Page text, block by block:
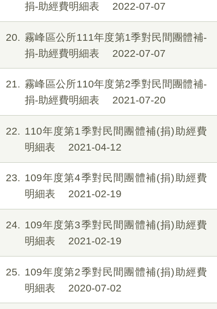
捐-助經費明細表
2022-07-07
20
霧峰區公所111年度第1季對民間團體補-
捐-助經費明細表
2022-07-07
21
霧峰區公所110年度第2季對民間團體補-
捐-助經費明細表
2021-07-20
22
110年度第1季對民間團體補(捐)助經費
明細表
2021-04-12
23
109年度第4季對民間團體補(捐)助經費
明細表
2021-02-19
24
109年度第3季對民間團體補(捐)助經費
明細表
2021-02-19
25
109年度第2季對民間團體補(捐)助經費
明細表
2020-07-02